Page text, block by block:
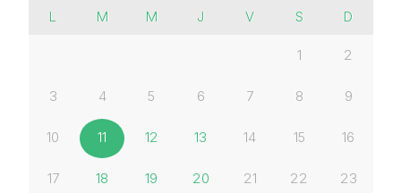
L M M J V S D
1 2
3 4 5 6 7 8 9
10 11 12 13 14 15 16
17 18 19 20 21 22 23